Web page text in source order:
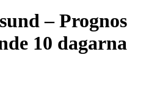
– Prognos
10 dagarna